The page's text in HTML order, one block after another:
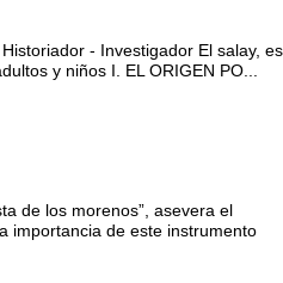
- Investigador El salay, es
y niños I. EL ORIGEN PO...
de los morenos”, asevera el
importancia de este instrumento